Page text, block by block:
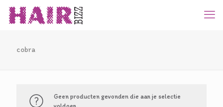
cobra
Geen producten gevonden die aan je selectie